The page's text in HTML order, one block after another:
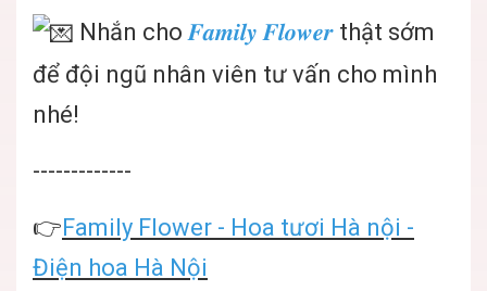
Nhắn cho𝑭𝒂𝒎𝒊𝒍𝒚 𝑭𝒍𝒐𝒘𝒆𝒓 thật sớm
để đội ngũ nhân viên tư vấn cho mình
nhé!
-------------
👉Family Flower - Hoa tươi Hà nội -
Điện hoa Hà Nội